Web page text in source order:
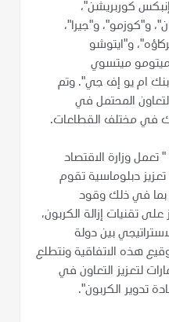
كوربريشن"،
و"كوزمو"، و"جيرا"،
و"ايتوشو
ميتسوي
ام يو إف جي". وتم
المحتمل في
في مختلف القطاعات.
وزارة الاقتصاد
تعزيز دبلوماسية تقوم
بما في ذلك وقود
على تقنيات إزالة الكربون،
بين دولة
هذه الاتفاقية ونتطلع
لتعزيز التعاون في
تدوير الكربون".